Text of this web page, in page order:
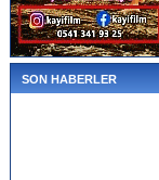
SON HABERLER